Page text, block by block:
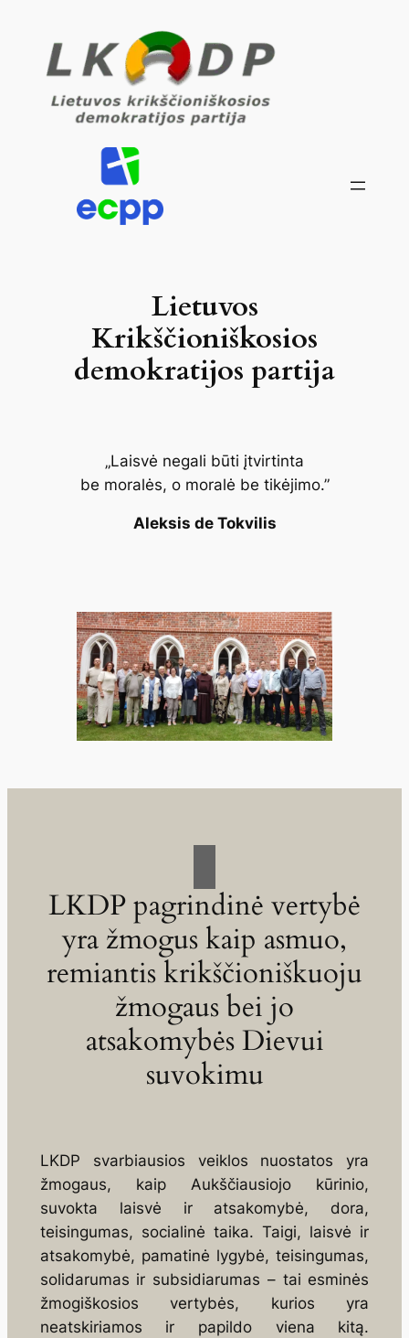
Lietuvos
Krikščioniškosios
demokratijos partija
„Laisvė negali būti įtvirtinta
be moralės, o moralė be tikėjimo.”
Aleksis de Tokvilis
LKDP pagrindinė vertybė
yra žmogus kaip asmuo,
remiantis krikščioniškuoju
žmogaus bei jo
atsakomybės Dievui
suvokimu
LKDP svarbiausios veiklos nuostatos yra
žmogaus, kaip Aukščiausiojo kūrinio,
suvokta laisvė ir atsakomybė, dora,
teisingumas, socialinė taika. Taigi, laisvė ir
atsakomybė, pamatinė lygybė, teisingumas,
solidarumas ir subsidiarumas – tai esminės
žmogiškosios vertybės, kurios yra
neatskiriamos ir papildo viena kitą.